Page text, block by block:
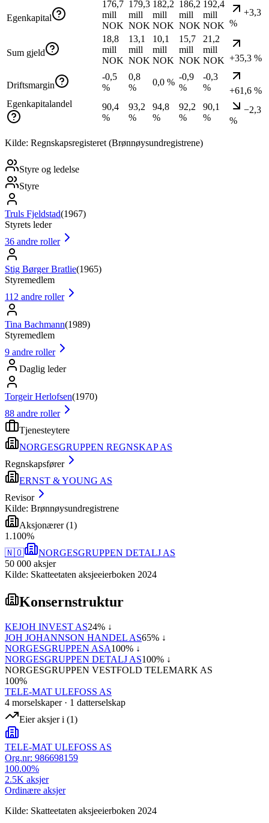
Egenkapital
176,7
mill
NOK
179,3
mill
NOK
182,2
mill
NOK
186,2
mill
NOK
192,4
mill
NOK
+3,3
%
Sum gjeld
18,8
mill
NOK
13,1
mill
NOK
10,1
mill
NOK
15,7
mill
NOK
21,2
mill
NOK +35,3 %
Driftsmargin
-0,5
%
0,8
%
0,0 %
-0,9
%
-0,3
%
+61,6 %
Egenkapitalandel
90,4
%
93,2
%
94,8
%
92,2
%
90,1
%
−2,3
%
Kilde: Regnskapsregisteret (Brønnøysundregistrene)
Styre og ledelse
Styre
Truls Fjeldstad(1967)
Styrets leder
36 andre roller
Stig Børger Bratlie(1965)
Styremedlem
112 andre roller
Tina Bachmann(1989)
Styremedlem
9 andre roller
Daglig leder
Torgeir Herlofsen(1970)
88 andre roller
Tjenesteytere
NORGESGRUPPEN REGNSKAP AS
Regnskapsfører
ERNST & YOUNG AS
Revisor
Kilde: Brønnøysundregistrene
Aksjonærer(1)
1 .100%
🇳🇴
NORGESGRUPPEN DETALJ AS
50 000 aksjer
Kilde: Skatteetaten aksjeeierboken 2024
Konsernstruktur
KEJOH INVEST AS24% ↓
JOH JOHANNSON HANDEL AS65% ↓
NORGESGRUPPEN ASA100% ↓
NORGESGRUPPEN DETALJ AS100% ↓
NORGESGRUPPEN VESTFOLD TELEMARK AS
100%
TELE-MAT ULEFOSS AS
4 morselskaper· 1 datterselskap
Eier aksjer i (1)
TELE-MAT ULEFOSS AS
Org.nr: 986698159
100.00%
2.5K aksjer
Ordinære aksjer
Kilde: Skatteetaten aksjeeierboken 2024